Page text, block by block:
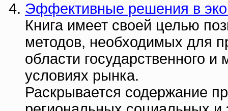
Эффективные решения в
Книга имеет своей целью
методов, необходимых для
области государственного
условиях рынка.
Раскрывается содержание